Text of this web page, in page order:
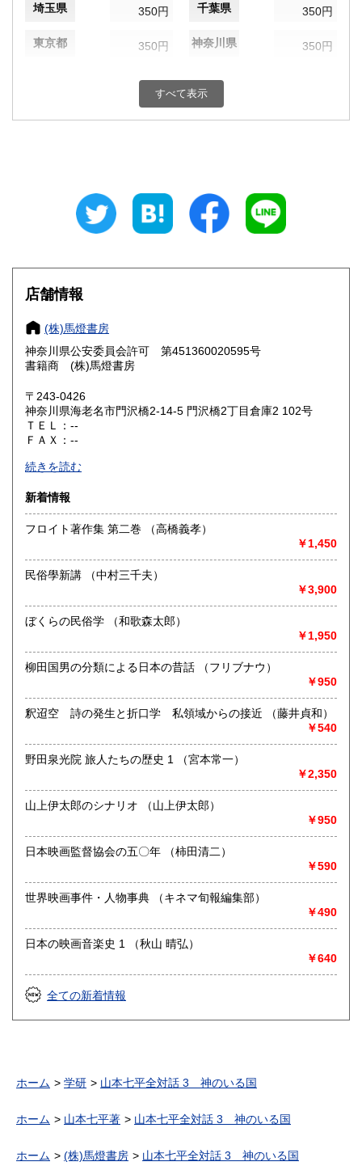
埼玉県 350円 千葉県 350円
東京都 350円 神奈川県 350円
350円 富山県
350円 三重県
大阪府
奈良県
鳥取県 350円 島根県
岡山県
山口県
香川県
高知県
佐賀県 350円 長崎県
熊本県 350円 大分県
350円 350円
すべて表示
店舗情報
(株)馬燈書房
神奈川県公安委員会許可 第451360020595号
書籍商 (株)馬燈書房
〒243-0426
神奈川県海老名市門沢橋2-14-5 門沢橋2丁目倉庫2 102号
ＴＥＬ：--
ＦＡＸ：--
-
沿線名：-
最寄駅：-
営業時間：9:00~18:00
定休日：不定休
書籍の買取について
店頭、出張買取、宅配買取承ります。詳細は当店ホームペー
ジをご覧ください。http://matou-syobo.com/
-
続きを読む
新着情報
フロイト著作集 第二巻 （高橋義孝）
￥1,450
民俗學新講 （中村三千夫）
￥3,900
ぼくらの民俗学 （和歌森太郎）
￥1,950
柳田国男の分類による日本の昔話 （フリブナウ）
￥950
釈迢空 詩の発生と折口学 私領域からの接近 （藤井貞和）
￥540
野田泉光院 旅人たちの歴史 1 （宮本常一）
￥2,350
山上伊太郎のシナリオ （山上伊太郎）
￥950
日本映画監督協会の五〇年 （柿田清二）
￥590
世界映画事件・人物事典 （キネマ旬報編集部）
￥490
日本の映画音楽史 1 （秋山 晴弘）
￥640
全ての新着情報
ホーム 学研 山本七平全対話 3 神のいる国
ホーム 山本七平著 山本七平全対話 3 神のいる国
ホーム (株)馬燈書房 山本七平全対話 3 神のいる国